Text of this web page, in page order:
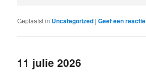
Geplaatst in Uncategorized |Geef een reactie
11 julie 2026